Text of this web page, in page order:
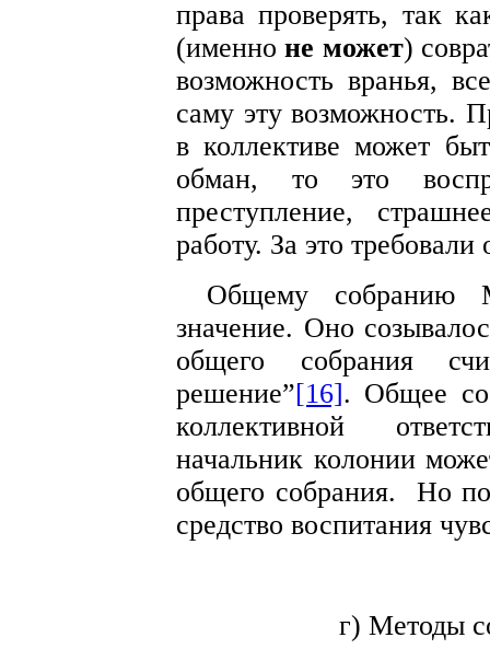
права проверять, так
(именноне может)
возможность вранья,
саму эту возможность.
в коллективе может
обман, то это
преступление,
работу. За это требовали
Общему собранию
значение. Оно
общего собрания
решение”[16]. Общее
коллективной
начальник колонии
общего собрания.
Но
средство воспитания
г) Методы